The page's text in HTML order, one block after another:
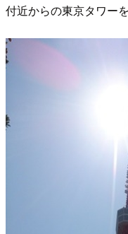
付近からの東京タワーを